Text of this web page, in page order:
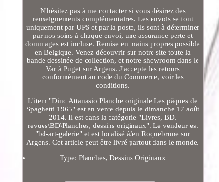
N'hésitez pas à me contacter si vous désirez des
renseignements complémentaires. Les envois se font
uniquement par UPS et par la poste, ils sont à déterminer
par nos soins à chaque envoi, une assurance perte et
dommages est incluse. Remise en mains propres possible
en Belgique. Venez découvrir sur notre site toute la
bande dessinée de collection, et notre showroom dans le
Var à Puget sur Argens. J'accepte les retours
conformément au code du Commerce, voir les
conditions.
L'item "Dino Attanasio Planche originale Les pâques de
Spaghetti 1965" est en vente depuis le dimanche 17 août
2014. Il est dans la catégorie "Livres, BD,
revues\BD\Planches, dessins originaux". Le vendeur est
"bd-art-galerie" et est localisé à/en Roquebrune sur
Argens. Cet article peut être livré partout dans le monde.
Type: Planches, Dessins Originaux